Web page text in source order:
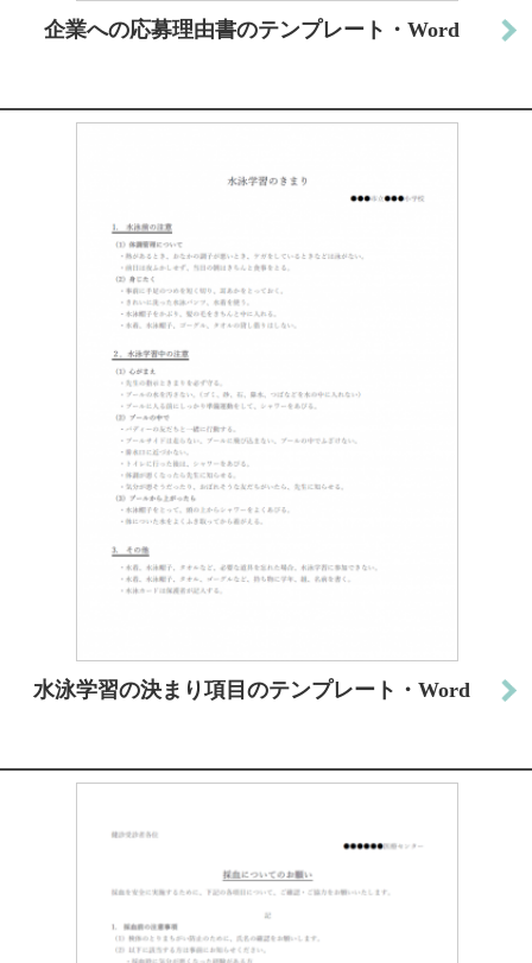
企業への応募理由書のテンプレート・Word
水泳学習の決まり項目のテンプレート・Word